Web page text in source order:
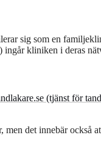
sig som en
ingår kliniken i deras
(tjänst för
det innebär också